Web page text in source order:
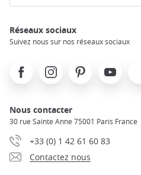
Réseaux sociaux
Suivez nous sur nos réseaux sociaux
FacebookInstagramPinterest Youtube
Nous contacter
30 rue Sainte Anne 75001 Paris France
+33 (0) 1 42 61 60 83
Contactez nous